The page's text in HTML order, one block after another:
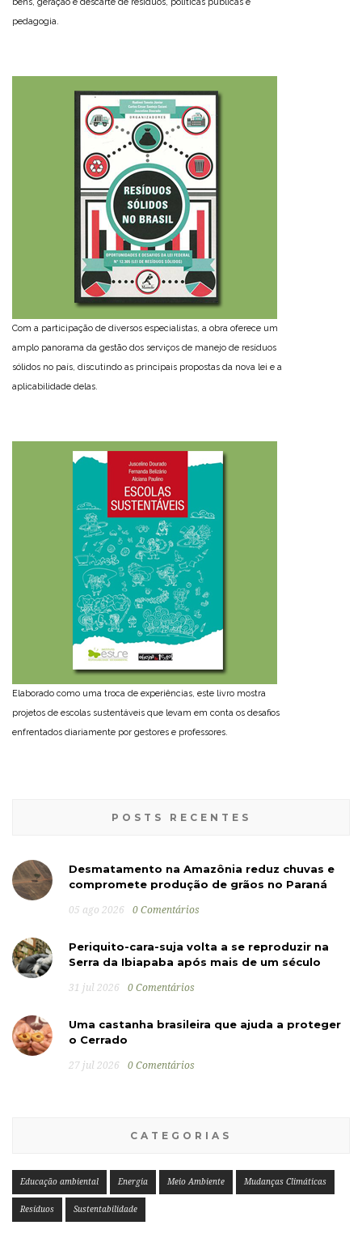
pedagogia.
Com a participação de diversos especialistas, a obra oferece um
amplo panorama da gestão dos serviços de manejo de resíduos
sólidos no país, discutindo as principais propostas da nova lei e a
aplicabilidade delas.
Elaborado como uma troca de experiências, este livro mostra
projetos de escolas sustentáveis que levam em conta os desafios
enfrentados diariamente por gestores e professores.
POSTS RECENTES
Desmatamento na Amazônia reduz chuvas e
compromete produção de grãos no Paraná
05 ago 2026 0 Comentários
Periquito-cara-suja volta a se reproduzir na
Serra da Ibiapaba após mais de um século
31 jul 2026 0 Comentários
Uma castanha brasileira que ajuda a proteger
o Cerrado
27 jul 2026 0 Comentários
CATEGORIAS
Educação ambiental Energia Meio Ambiente Mudanças Climáticas
Resíduos Sustentabilidade